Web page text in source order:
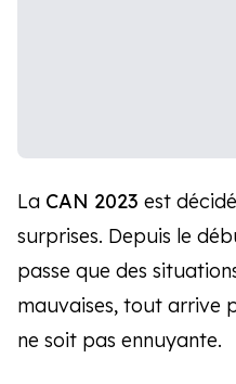
La CAN 2023 est
surprises. Depuis le
passe que des
mauvaises, tout arrive
ne soit pas ennuyante.